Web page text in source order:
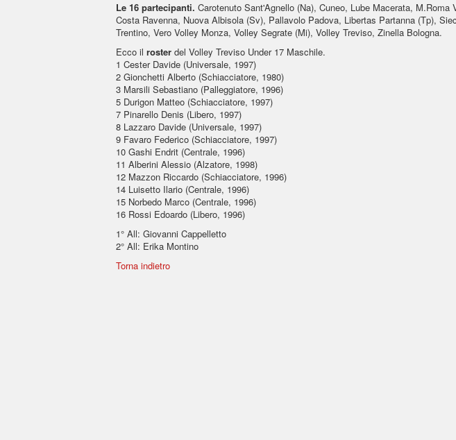
Le 16 partecipanti. Carotenuto Sant'Agnello (Na), Cuneo, Lube Macerata,
Costa Ravenna, Nuova Albisola (Sv), Pallavolo Padova, Libertas Partanna (Tp),
Trentino, Vero Volley Monza, Volley Segrate (Mi), Volley Treviso, Zinella Bologna.
Ecco il roster del Volley Treviso Under 17 Maschile.
1 Cester Davide (Universale, 1997)
2 Gionchetti Alberto (Schiacciatore, 1980)
3 Marsili Sebastiano (Palleggiatore, 1996)
5 Durigon Matteo (Schiacciatore, 1997)
7 Pinarello Denis (Libero, 1997)
8 Lazzaro Davide (Universale, 1997)
9 Favaro Federico (Schiacciatore, 1997)
10 Gashi Endrit (Centrale, 1996)
11 Alberini Alessio (Alzatore, 1998)
12 Mazzon Riccardo (Schiacciatore, 1996)
14 Luisetto Ilario (Centrale, 1996)
15 Norbedo Marco (Centrale, 1996)
16 Rossi Edoardo (Libero, 1996)
1° All: Giovanni Cappelletto
2° All: Erika Montino
Torna indietro